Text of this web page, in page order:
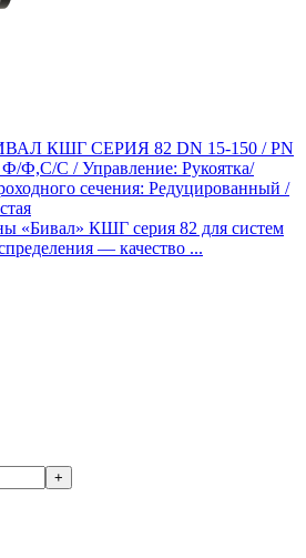
КШГ СЕРИЯ 82 DN 15-150 / PN
Ф,С/С / Управление: Рукоятка/
сечения: Редуцированный /
«Бивал» КШГ серия 82 для систем
— качество ...
+